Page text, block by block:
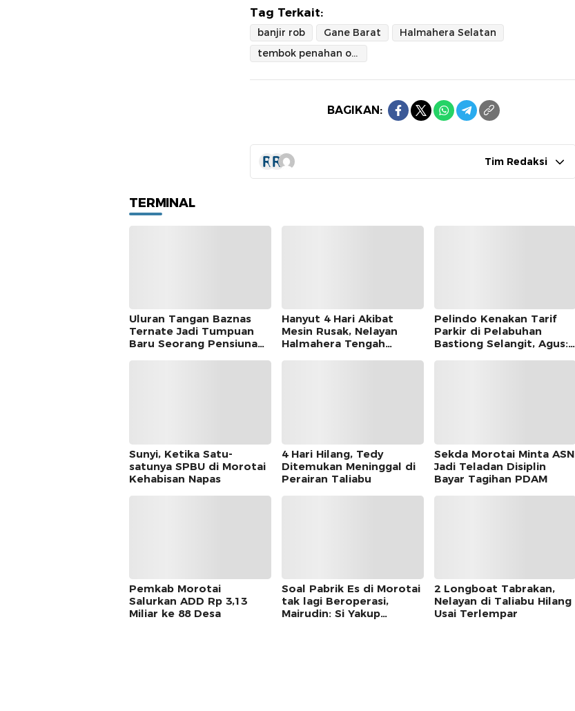
Tag Terkait:
banjir rob Gane Barat
Halmahera Selatan
tembok penahan ombak
BAGIKAN:
Tim Redaksi
TERMINAL
Uluran Tangan Baznas
Ternate Jadi Tumpuan
Baru Seorang Pensiunan
Hanyut 4 Hari Akibat
Mesin Rusak, Nelayan
Halmahera Tengah
Pelindo Kenakan Tarif
Parkir di Pelabuhan
Bastiong Selangit, Agus:
Sunyi, Ketika Satu-
satunya SPBU di Morotai
Kehabisan Napas
4 Hari Hilang, Tedy
Ditemukan Meninggal di
Perairan Taliabu
Sekda Morotai Minta ASN
Jadi Teladan Disiplin
Bayar Tagihan PDAM
Pemkab Morotai
Salurkan ADD Rp 3,13
Miliar ke 88 Desa
Soal Pabrik Es di Morotai
tak lagi Beroperasi,
Mairudin: Si Yakup
2 Longboat Tabrakan,
Nelayan di Taliabu Hilang
Usai Terlempar